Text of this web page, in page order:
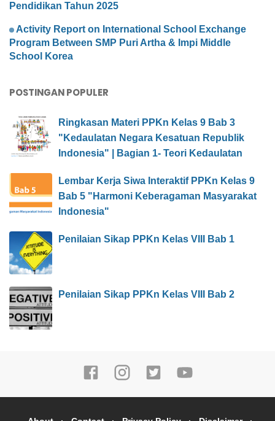
Pendidikan Tahun 2025
Activity Report on International School Exchange
Program Between SMP Puri Artha & Impi Middle
School Korea
POSTINGAN POPULER
Ringkasan Materi PPKn Kelas 9 Bab 3
"Kedaulatan Negara Kesatuan Republik
Indonesia" | Bagian 1- Teori Kedaulatan
Lembar Kerja Siwa Interaktif PPKn Kelas 9
Bab 5 "Harmoni Keberagaman Masyarakat
Indonesia"
Penilaian Sikap PPKn Kelas VIII Bab 1
Penilaian Sikap PPKn Kelas VIII Bab 2